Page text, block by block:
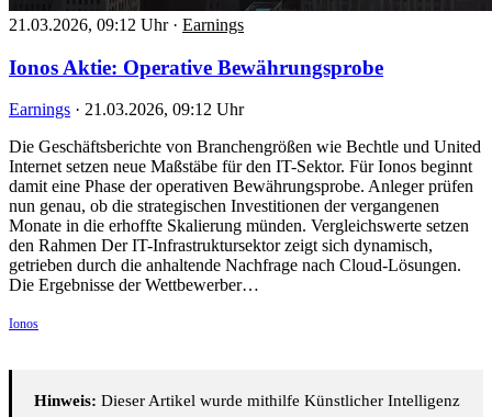
21.03.2026, 09:12 Uhr · Earnings
Ionos Aktie: Operative Bewährungsprobe
Earnings · 21.03.2026, 09:12 Uhr
Die Geschäftsberichte von Branchengrößen wie Bechtle und United
Internet setzen neue Maßstäbe für den IT-Sektor. Für Ionos beginnt
damit eine Phase der operativen Bewährungsprobe. Anleger prüfen
nun genau, ob die strategischen Investitionen der vergangenen
Monate in die erhoffte Skalierung münden. Vergleichswerte setzen
den Rahmen Der IT-Infrastruktursektor zeigt sich dynamisch,
getrieben durch die anhaltende Nachfrage nach Cloud-Lösungen.
Die Ergebnisse der Wettbewerber…
Ionos
Hinweis: Dieser Artikel wurde mithilfe Künstlicher Intelligenz